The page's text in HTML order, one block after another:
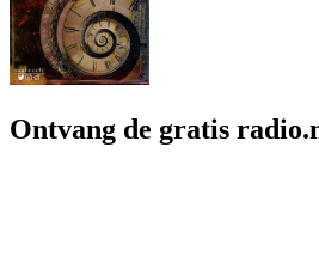
Ontvang de gratis